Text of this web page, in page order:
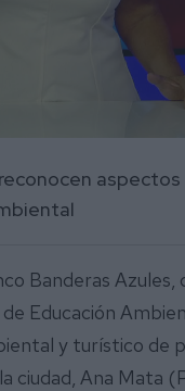
aspectos
Banderas
Educación
y turístico de
ciudad, Ana Mata